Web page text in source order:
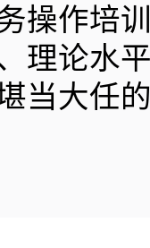
操作培
理论水
当大任